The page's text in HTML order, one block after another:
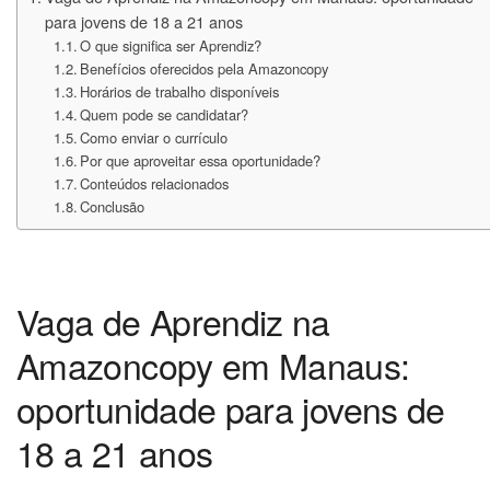
para jovens de 18 a 21 anos
O que significa ser Aprendiz?
Benefícios oferecidos pela Amazoncopy
Horários de trabalho disponíveis
Quem pode se candidatar?
Como enviar o currículo
Por que aproveitar essa oportunidade?
Conteúdos relacionados
Conclusão
Vaga de Aprendiz na
Amazoncopy em Manaus:
oportunidade para jovens de
18 a 21 anos